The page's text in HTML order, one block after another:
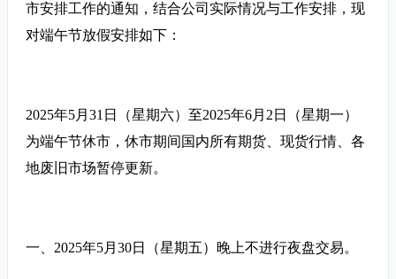
市安排工作的通知，结合公司实际情况与工作安排，现
对端午节放假安排如下：
2025年5月31日（星期六）至2025年6月2日（星期一）
为端午节休市，休市期间国内所有期货、现货行情、各
地废旧市场暂停更新。
一、2025年5月30日（星期五）晚上不进行夜盘交易。